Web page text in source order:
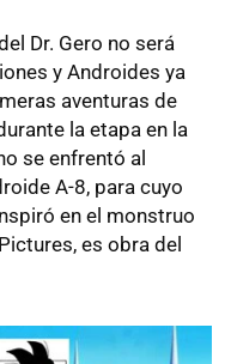
Dr. Gero no será
y Androides ya
aventuras de
la etapa en la
se enfrentó al
A-8, para cuyo
en el monstruo
es obra del